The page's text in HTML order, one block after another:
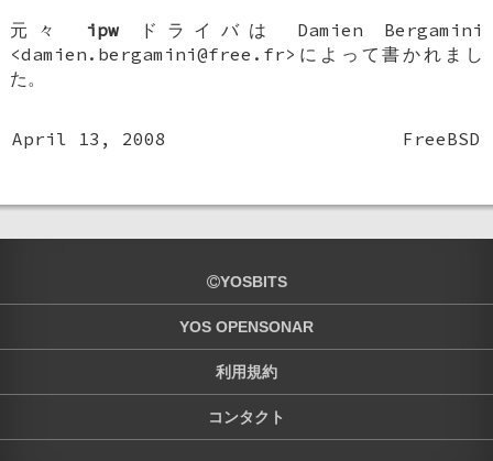
元々 ipwドライバは Damien Bergamini
<damien.bergamini@free.fr>によって書かれまし
た。
April 13, 2008 FreeBSD
YOSBITS
YOS OPENSONAR
利用規約
コンタクト